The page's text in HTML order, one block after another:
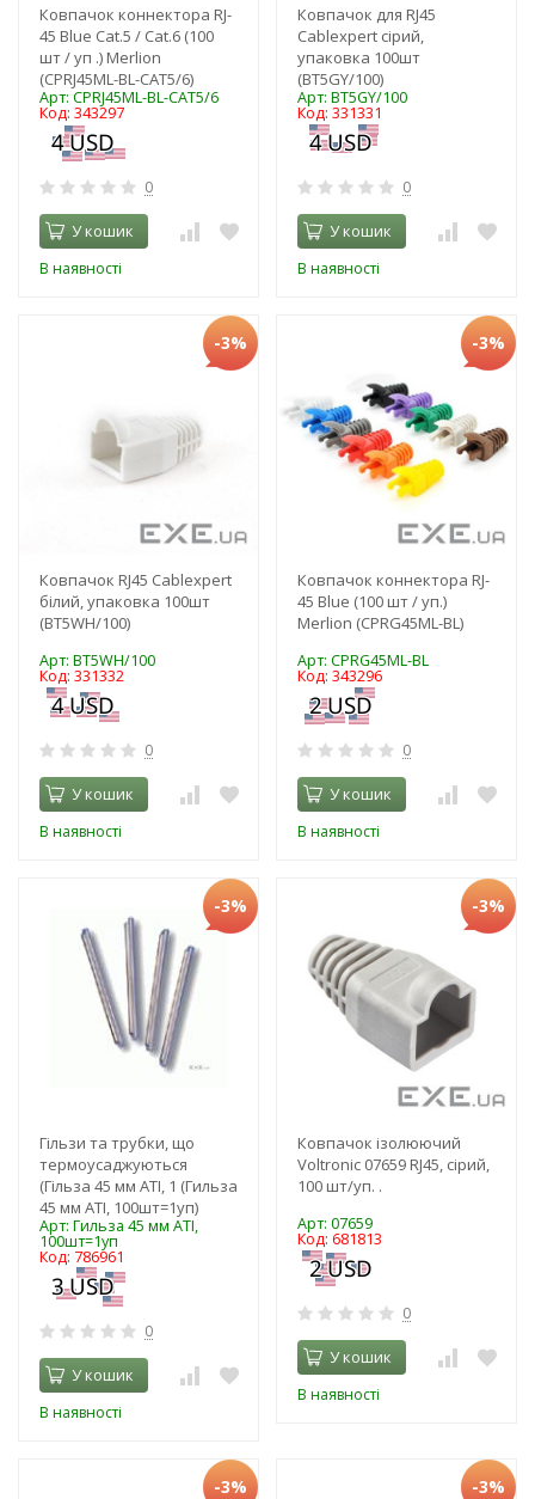
Ковпачок коннектора RJ-
45 Blue Cat.5 / Cat.6 (100
шт / уп .) Merlion
(CPRJ45ML-BL-CAT5/6)
Арт: CPRJ45ML-BL-CAT5/6
Код: 343297
0
У кошик
В наявності
Ковпачок для RJ45
Cablexpert сірий,
упаковка 100шт
(BT5GY/100)
Арт: BT5GY/100
Код: 331331
0
У кошик
В наявності
-3%
Ковпачок RJ45 Cablexpert
білий, упаковка 100шт
(BT5WH/100)
Арт: BT5WH/100
Код: 331332
0
У кошик
В наявності
-3%
Ковпачок коннектора RJ-
45 Blue (100 шт / уп.)
Merlion (CPRG45ML-BL)
Арт: CPRG45ML-BL
Код: 343296
0
У кошик
В наявності
-3%
Гільзи та трубки, що
термоусаджуються
(Гільза 45 мм ATI, 1 (Гильза
45 мм ATI, 100шт=1уп)
Арт: Гильза 45 мм ATI,
100шт=1уп
Код: 786961
0
У кошик
В наявності
-3%
Ковпачок ізолюючий
Voltronic 07659 RJ45, сірий,
100 шт/уп. .
Арт: 07659
Код: 681813
0
У кошик
В наявності
-3% -3%